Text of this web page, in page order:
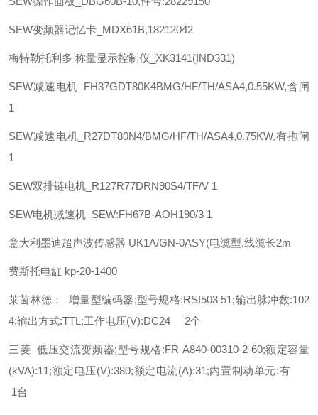
SEW变频器记忆卡_MDX61B,18212042
梅特勒托利多 称量显示控制仪_XK3141(IND331)
SEW减速电机_FH37GDT80K4BMG/HF/TH/ASA4,0.55KW,含闸
1
SEW减速电机_R27DT80N4/BMG/HF/TH/ASA4,0.75KW,有抱闸
1
SEW双排链电机_R127R77DRN90S4/TF/V 1
SEW电机减速机_SEW:FH67B-AOH190/3 1
意大利墨迪超声波传感器 UK1A/GN-0ASY(电缆型,线缆长2m
费斯托电缸 kp-20-1400
莱茵林德： 增量型编码器;型号规格:RSI503 51;输出脉冲数:102
4;输出方式:TTL;工作电压(V):DC24 2个
三菱 低压交流变频器;型号规格:FR-A840-00310-2-60;额定容量
(kVA):11;额定电压(V):380;额定电流(A):31;内置制动单元:有
1台